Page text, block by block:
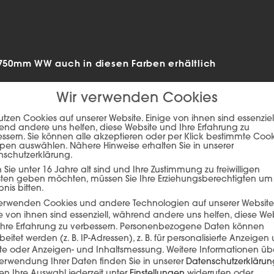
WW auch in diesen Farben erhältlich
auf den unteren Button, um den Inhalt von player.flipsnack.com
Inhalt laden
Wir verwenden Cookies
Cookies auf unserer Website. Einige von ihnen sind
andere uns helfen, diese Website und Ihre Erfahrung zu
Sie können alle akzeptieren oder per Klick bestimmte
auswählen. Nähere Hinweise erhalten Sie in unserer
Sie unter 16 Jahre alt sind und Ihre Zustimmung zu freiwilligen
geben möchten, müssen Sie Ihre Erziehungsberechtigten um
bitten.
Cookies und andere Technologien auf unserer
von ihnen sind essenziell, während andere uns helfen, diese
Erfahrung zu verbessern. Personenbezogene Daten können
werden (z. B. IP-Adressen), z. B. für personalisierte Anzeigen
oder Anzeigen- und Inhaltsmessung. Weitere Informationen
Ihrer Daten finden Sie in unserer